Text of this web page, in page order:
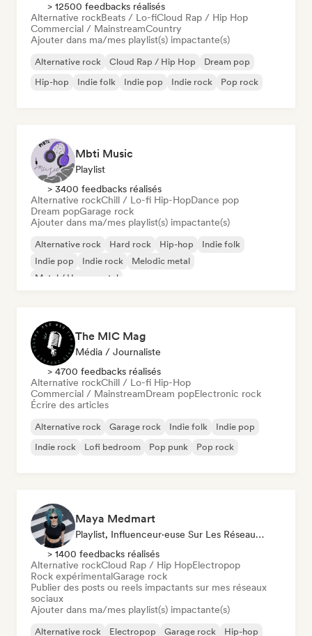
> 12500 feedbacks réalisés
Alternative rockBeats / Lo-fiCloud Rap / Hip Hop
Commercial / MainstreamCountry
Ajouter dans ma/mes playlist(s) impactante(s)
Alternative rock Cloud Rap / Hip Hop
Dream pop
Hip-hop
Indie folk Indie pop Indie rock Pop rock
Mbti Music
Playlist
> 3400 feedbacks réalisés
Alternative rockChill / Lo-fi Hip-HopDance pop
Dream popGarage rock
Ajouter dans ma/mes playlist(s) impactante(s)
Alternative rock Hard rock Hip-hop
Indie folk
Indie pop
Indie rock
Melodic metal
Metal / Heavy metal
The MIC Mag
Média / Journaliste
> 4700 feedbacks réalisés
Alternative rockChill / Lo-fi Hip-Hop
Commercial / MainstreamDream popElectronic rock
Écrire des articles
Alternative rock Garage rock Indie folk
Indie pop
Indie rock
Lofi bedroom Pop punk Pop rock
Maya Medmart
Playlist, Influenceur·euse Sur Les Réseaux Sociaux
> 1400 feedbacks réalisés
Alternative rockCloud Rap / Hip HopElectropop
Rock expérimentalGarage rock
Publier des posts ou reels impactants sur mes réseaux
sociaux
Ajouter dans ma/mes playlist(s) impactante(s)
Alternative rock Electropop Garage rock Hip-hop